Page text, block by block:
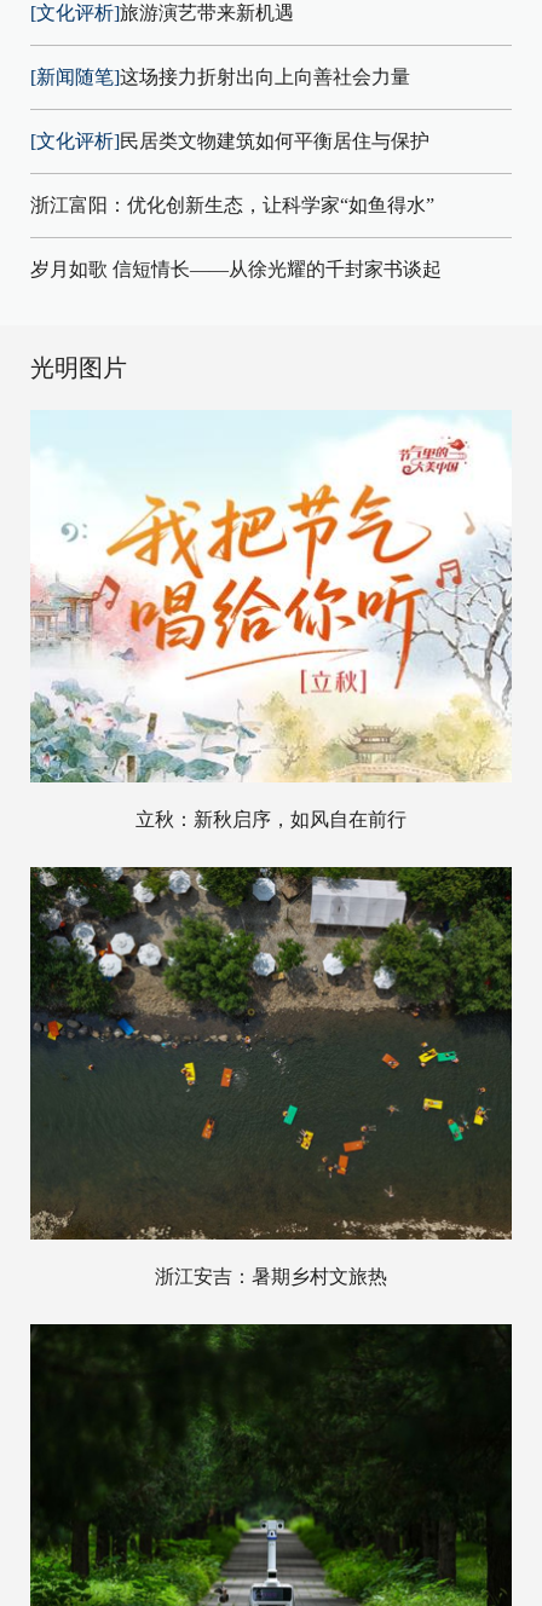
[文化评析]旅游演艺带来新机遇
[新闻随笔]这场接力折射出向上向善社会力量
[文化评析]民居类文物建筑如何平衡居住与保护
浙江富阳：优化创新生态，让科学家“如鱼得水”
岁月如歌 信短情长——从徐光耀的千封家书谈起
光明图片
立秋：新秋启序，如风自在前行
浙江安吉：暑期乡村文旅热